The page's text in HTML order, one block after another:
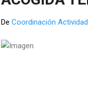
De Coordinación